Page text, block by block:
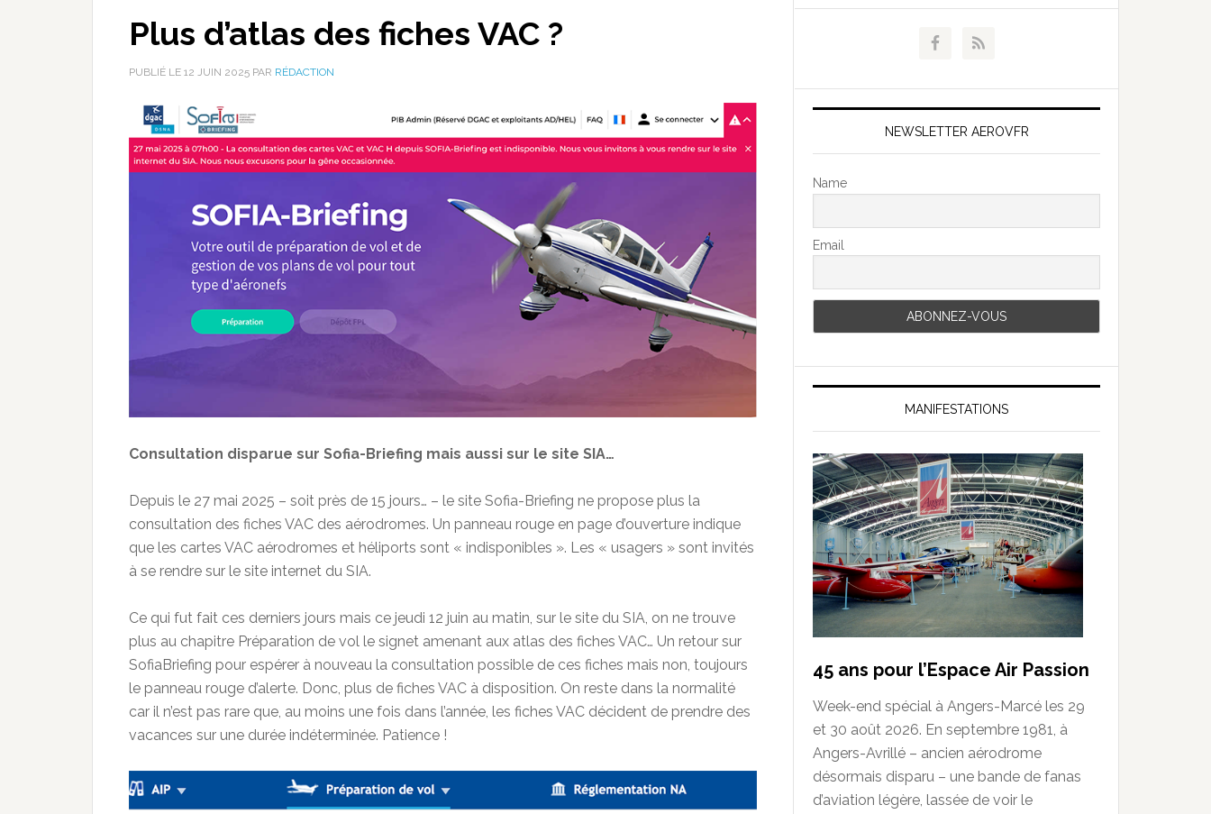
Plus d’atlas des fiches VAC ?
PUBLIÉ LE 12 JUIN 2025 PAR RÉDACTION
Consultation disparue sur Sofia-Briefing mais aussi sur le site SIA…
Depuis le 27 mai 2025 – soit près de 15 jours… – le site Sofia-Briefing ne propose plus la
consultation des fiches VAC des aérodromes. Un panneau rouge en page d’ouverture indique
que les cartes VAC aérodromes et héliports sont « indisponibles ». Les « usagers » sont invités
à se rendre sur le site internet du SIA.
Ce qui fut fait ces derniers jours mais ce jeudi 12 juin au matin, sur le site du SIA, on ne trouve
plus au chapitre Préparation de vol le signet amenant aux atlas des fiches VAC… Un retour sur
SofiaBriefing pour espérer à nouveau la consultation possible de ces fiches mais non, toujours
le panneau rouge d’alerte. Donc, plus de fiches VAC à disposition. On reste dans la normalité
car il n’est pas rare que, au moins une fois dans l’année, les fiches VAC décident de prendre des
vacances sur une durée indéterminée. Patience !
NEWSLETTER AEROVFR
Name
Email
MANIFESTATIONS
45 ans pour l’Espace Air Passion
Week-end spécial à Angers-Marcé les 29
et 30 août 2026. En septembre 1981, à
Angers-Avrillé – ancien aérodrome
désormais disparu – une bande de fanas
d’aviation légère, lassée de voir le